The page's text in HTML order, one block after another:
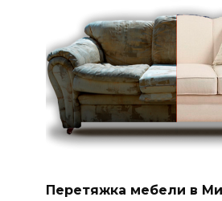
Перетяжка мебели в